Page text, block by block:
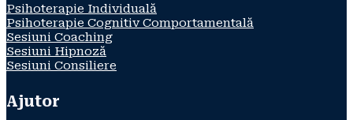
Psihoterapie Individuală
Psihoterapie Cognitiv Comportamentală
Sesiuni Coaching
Sesiuni Hipnoză
Sesiuni Consiliere
Ajutor